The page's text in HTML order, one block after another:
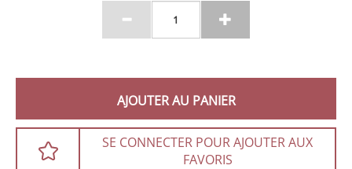
AJOUTER AU PANIER
SE CONNECTER POUR AJOUTER AUX
FAVORIS